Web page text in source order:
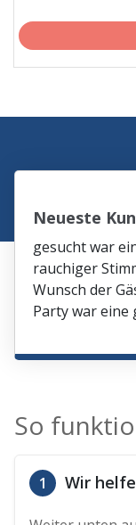
Neueste
gesucht war
rauchiger
Wunsch der
Party war eine
So
1 Wir